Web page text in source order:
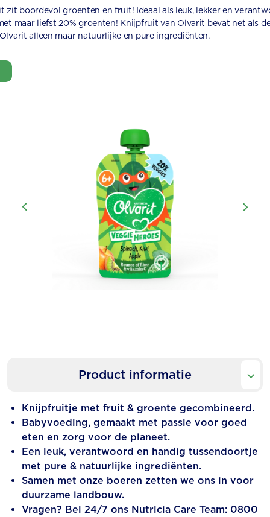
zit boordevol groenten en fruit! Ideaal als leuk, lekker en
maar liefst 20% groenten! Knijpfruit van Olvarit bevat net als
alleen maar natuurlijke en pure ingrediënten.
Product informatie
Knijpfruitje met fruit & groente gecombineerd.
Babyvoeding, gemaakt met passie voor goed
eten en zorg voor de planeet.
Een leuk, verantwoord en handig tussendoortje
met pure & natuurlijke ingrediënten.
Samen met onze boeren zetten we ons in voor
duurzame landbouw.
Vragen? Bel 24/7 ons Nutricia Care Team: 0800